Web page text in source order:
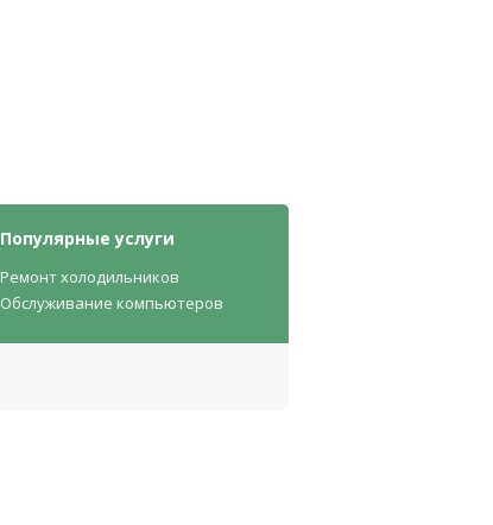
Популярные услуги
Ремонт холодильников
Обслуживание компьютеров